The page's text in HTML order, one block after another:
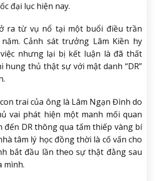
đại lục hiện nay.
ra từ vụ nổ tại một buổi điều trần
Cảnh sát trưởng Lâm Kiền hy
nhưng lại bị kết luận là đã thất
hung thủ thật sự với mật danh “DR”
trai của ông là Lâm Ngạn Đình do
vai phát hiện một manh mối quan
đến DR thông qua tấm thiếp vàng bí
tâm lý học đồng thời là cố vấn cho
bắt đầu lần theo sự thật đằng sau
mình.